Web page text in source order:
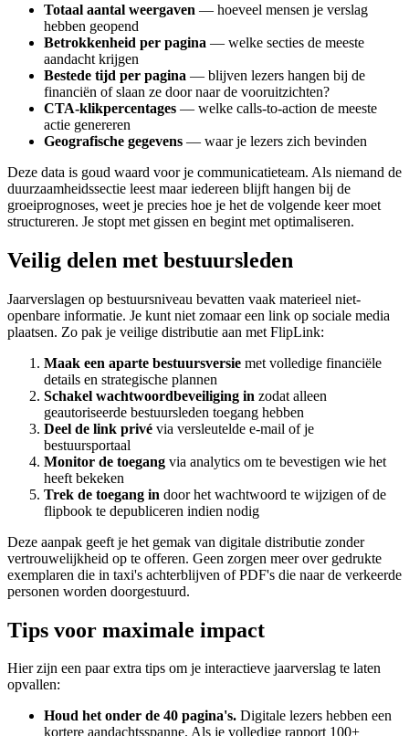
Totaal aantal weergaven — hoeveel mensen je verslag
hebben geopend
Betrokkenheid per pagina — welke secties de meeste
aandacht krijgen
Bestede tijd per pagina — blijven lezers hangen bij de
financiën of slaan ze door naar de vooruitzichten?
CTA-klikpercentages — welke calls-to-action de meeste
actie genereren
Geografische gegevens — waar je lezers zich bevinden
Deze data is goud waard voor je communicatieteam. Als niemand de
duurzaamheidssectie leest maar iedereen blijft hangen bij de
groeiprognoses, weet je precies hoe je het de volgende keer moet
structureren. Je stopt met gissen en begint met optimaliseren.
Veilig delen met bestuursleden
Jaarverslagen op bestuursniveau bevatten vaak materieel niet-
openbare informatie. Je kunt niet zomaar een link op sociale media
plaatsen. Zo pak je veilige distributie aan met FlipLink:
Maak een aparte bestuursversie met volledige financiële
details en strategische plannen
Schakel wachtwoordbeveiliging in zodat alleen
geautoriseerde bestuursleden toegang hebben
Deel de link privé via versleutelde e-mail of je
bestuursportaal
Monitor de toegang via analytics om te bevestigen wie het
heeft bekeken
Trek de toegang in door het wachtwoord te wijzigen of de
flipbook te depubliceren indien nodig
Deze aanpak geeft je het gemak van digitale distributie zonder
vertrouwelijkheid op te offeren. Geen zorgen meer over gedrukte
exemplaren die in taxi's achterblijven of PDF's die naar de verkeerde
personen worden doorgestuurd.
Tips voor maximale impact
Hier zijn een paar extra tips om je interactieve jaarverslag te laten
opvallen:
Houd het onder de 40 pagina's. Digitale lezers hebben een
kortere aandachtsspanne. Als je volledige rapport 100+